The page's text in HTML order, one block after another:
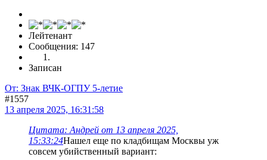
Лейтенант
Сообщения: 147
Записан
От: Знак ВЧК-ОГПУ 5-летие
#1557
13 апреля 2025, 16:31:58
Цитата: Андрей от 13 апреля 2025,
15:33:24Нашел еще по кладбищам Москвы уж
совсем убийственный вариант: